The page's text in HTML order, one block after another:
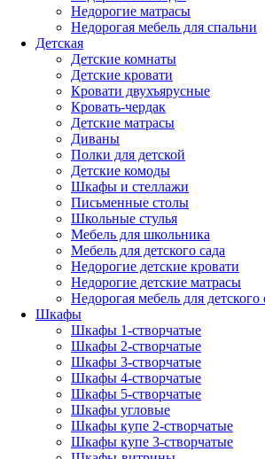
Недорогие матрасы
Недорогая мебель для спальни
Детская
Детские комнаты
Детские кровати
Кровати двухъярусные
Кровать-чердак
Детские матрасы
Диваны
Полки для детской
Детские комоды
Шкафы и стеллажи
Письменные столы
Школьные стулья
Мебель для школьника
Мебель для детского сада
Недорогие детские кровати
Недорогие детские матрасы
Недорогая мебель для детского
Шкафы
Шкафы 1-створчатые
Шкафы 2-створчатые
Шкафы 3-створчатые
Шкафы 4-створчатые
Шкафы 5-створчатые
Шкафы угловые
Шкафы купе 2-створчатые
Шкафы купе 3-створчатые